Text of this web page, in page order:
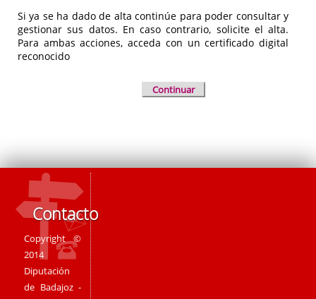
Si ya se ha dado de alta continúe para poder consultar y
gestionar sus datos. En caso contrario, solicite el alta.
Para ambas acciones, acceda con un certificado digital
reconocido
Continuar
Contacto
Copyright ©
2014
Diputación
de Badajoz -